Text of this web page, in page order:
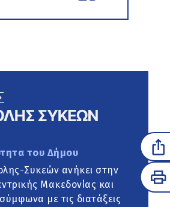
του Δήμου
Συκεών ανήκει στην
Μακεδονίας και
με τις διατάξεις